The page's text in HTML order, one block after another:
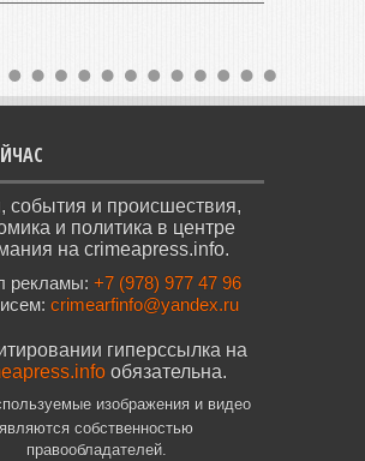
события и происшествия,
и политика в центре
на crimeapress.info.
рекламы: +7 (978) 977 47 96
crimearfinfo@yandex.ru
гиперссылка на
обязательна.
изображения и видео
являются собственностью
правообладателей.